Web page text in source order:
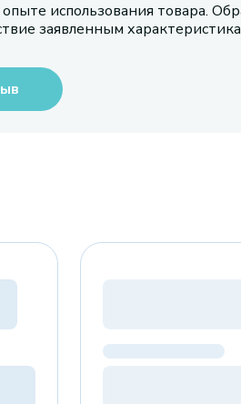
использования товара.
заявленным